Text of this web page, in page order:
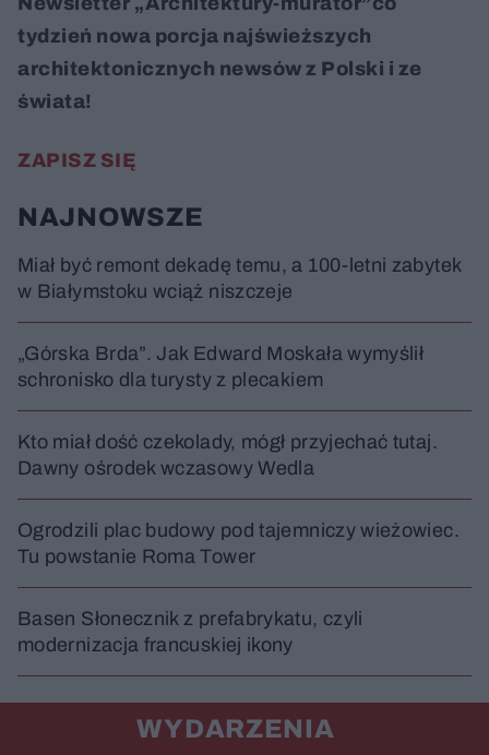
tydzień nowa porcja najświeższych
architektonicznych newsów z Polski i ze
świata!
ZAPISZ SIĘ
NAJNOWSZE
Miał być remont dekadę temu, a 100-letni zabytek
w Białymstoku wciąż niszczeje
„Górska Brda”. Jak Edward Moskała wymyślił
schronisko dla turysty z plecakiem
Kto miał dość czekolady, mógł przyjechać tutaj.
Dawny ośrodek wczasowy Wedla
Ogrodzili plac budowy pod tajemniczy wieżowiec.
Tu powstanie Roma Tower
Basen Słonecznik z prefabrykatu, czyli
modernizacja francuskiej ikony
WYDARZENIA